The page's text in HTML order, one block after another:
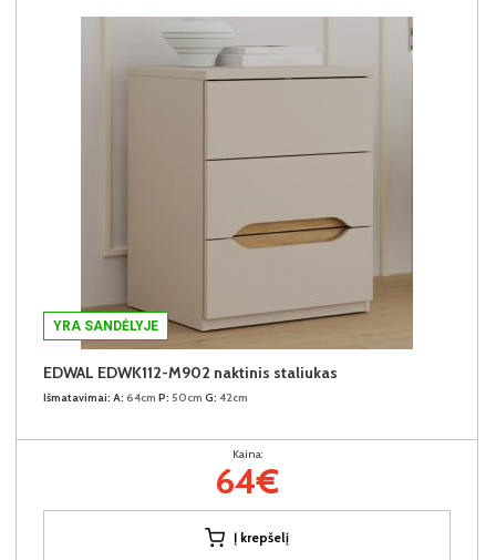
YRA SANDĖLYJE
EDWAL EDWK112-M902 naktinis staliukas
Išmatavimai: A: 64cm P: 50cm G: 42cm
Kaina:
64€
Į krepšelį